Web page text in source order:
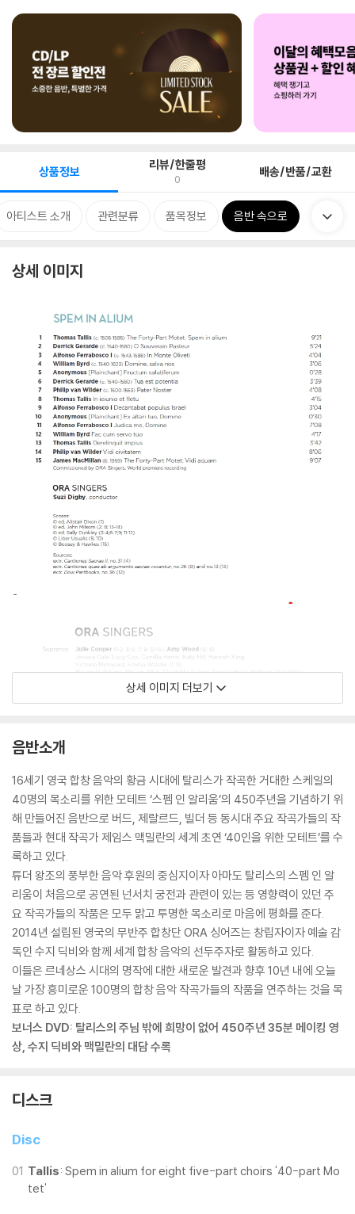
상품정보 리뷰/한줄평
0 배송/반품/교환
아티스트 소개 관련분류 품목정보 음반 속으로
상세 이미지
상세 이미지 더보기
음반소개
16세기 영국 합창 음악의 황금 시대에 탈리스가 작곡한 거대한 스케일의
40명의 목소리를 위한 모테트 ‘스펨 인 알리움’의 450주년을 기념하기 위
해 만들어진 음반으로 버드, 제랄르드, 빌더 등 동시대 주요 작곡가들의 작
품들과 현대 작곡가 제임스 맥밀란의 세계 초연 ‘40인을 위한 모테트’를 수
록하고 있다.
튜더 왕조의 풍부한 음악 후원의 중심지이자 아마도 탈리스의 스펨 인 알
리움이 처음으로 공연된 넌서치 궁전과 관련이 있는 등 영향력이 있던 주
요 작곡가들의 작품은 모두 맑고 투명한 목소리로 마음에 평화를 준다.
2014년 설립된 영국의 무반주 합창단 ORA 싱어즈는 창립자이자 예술 감
독인 수지 딕비와 함께 세계 합창 음악의 선두주자로 활동하고 있다.
이들은 르네상스 시대의 명작에 대한 새로운 발견과 향후 10년 내에 오늘
날 가장 흥미로운 100명의 합창 음악 작곡가들의 작품을 연주하는 것을 목
표로 하고 있다.
보너스 DVD: 탈리스의 주님 밖에 희망이 없어 450주년 35분 메이킹 영
상, 수지 딕비와 맥밀란의 대담 수록
디스크
Disc
01 Tallis: Spem in alium for eight five-part choirs '40-part Mo
tet'